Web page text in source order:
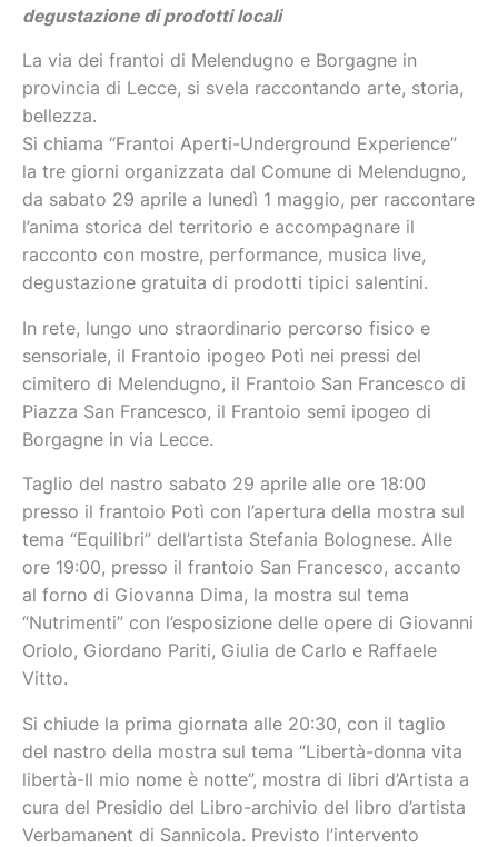
degustazione di prodotti locali
La via dei frantoi di Melendugno e Borgagne in
provincia di Lecce, si svela raccontando arte, storia,
bellezza.
Si chiama “Frantoi Aperti-Underground Experience”
la tre giorni organizzata dal Comune di Melendugno,
da sabato 29 aprile a lunedì 1 maggio, per raccontare
l’anima storica del territorio e accompagnare il
racconto con mostre, performance, musica live,
degustazione gratuita di prodotti tipici salentini.
In rete, lungo uno straordinario percorso fisico e
sensoriale, il Frantoio ipogeo Potì nei pressi del
cimitero di Melendugno, il Frantoio San Francesco di
Piazza San Francesco, il Frantoio semi ipogeo di
Borgagne in via Lecce.
Taglio del nastro sabato 29 aprile alle ore 18:00
presso il frantoio Potì con l’apertura della mostra sul
tema “Equilibri” dell’artista Stefania Bolognese. Alle
ore 19:00, presso il frantoio San Francesco, accanto
al forno di Giovanna Dima, la mostra sul tema
“Nutrimenti” con l’esposizione delle opere di Giovanni
Oriolo, Giordano Pariti, Giulia de Carlo e Raffaele
Vitto.
Si chiude la prima giornata alle 20:30, con il taglio
del nastro della mostra sul tema “Libertà-donna vita
libertà-Il mio nome è notte”, mostra di libri d’Artista a
cura del Presidio del Libro-archivio del libro d’artista
Verbamanent di Sannicola. Previsto l’intervento